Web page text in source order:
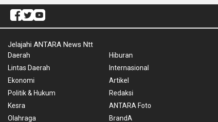
Jelajahi ANTARA News Ntt
Daerah
Lintas Daerah
Ekonomi
Politik & Hukum
Kesra
Olahraga
Hiburan
Internasional
Artikel
Redaksi
ANTARA Foto
BrandA